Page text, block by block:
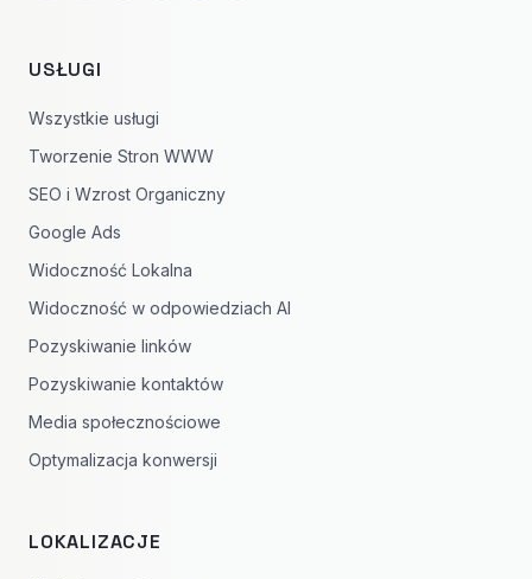
USŁUGI
Wszystkie usługi
Tworzenie Stron WWW
SEO i Wzrost Organiczny
Google Ads
Widoczność Lokalna
Widoczność w odpowiedziach AI
Pozyskiwanie linków
Pozyskiwanie kontaktów
Media społecznościowe
Optymalizacja konwersji
LOKALIZACJE